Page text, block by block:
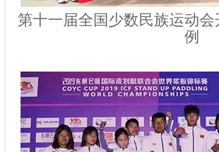
第十一届全国少数民族运动
例